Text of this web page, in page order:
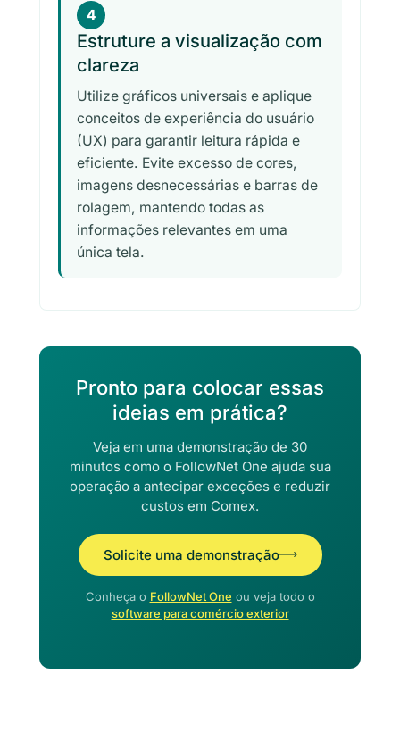
4
Estruture a visualização com
clareza
Utilize gráficos universais e aplique
conceitos de experiência do usuário
(UX) para garantir leitura rápida e
eficiente. Evite excesso de cores,
imagens desnecessárias e barras de
rolagem, mantendo todas as
informações relevantes em uma
única tela.
Pronto para colocar essas
ideias em prática?
Veja em uma demonstração de 30
minutos como o FollowNet One ajuda sua
operação a antecipar exceções e reduzir
custos em Comex.
Solicite uma demonstração
Conheça o FollowNet One ou veja todo o
software para comércio exterior